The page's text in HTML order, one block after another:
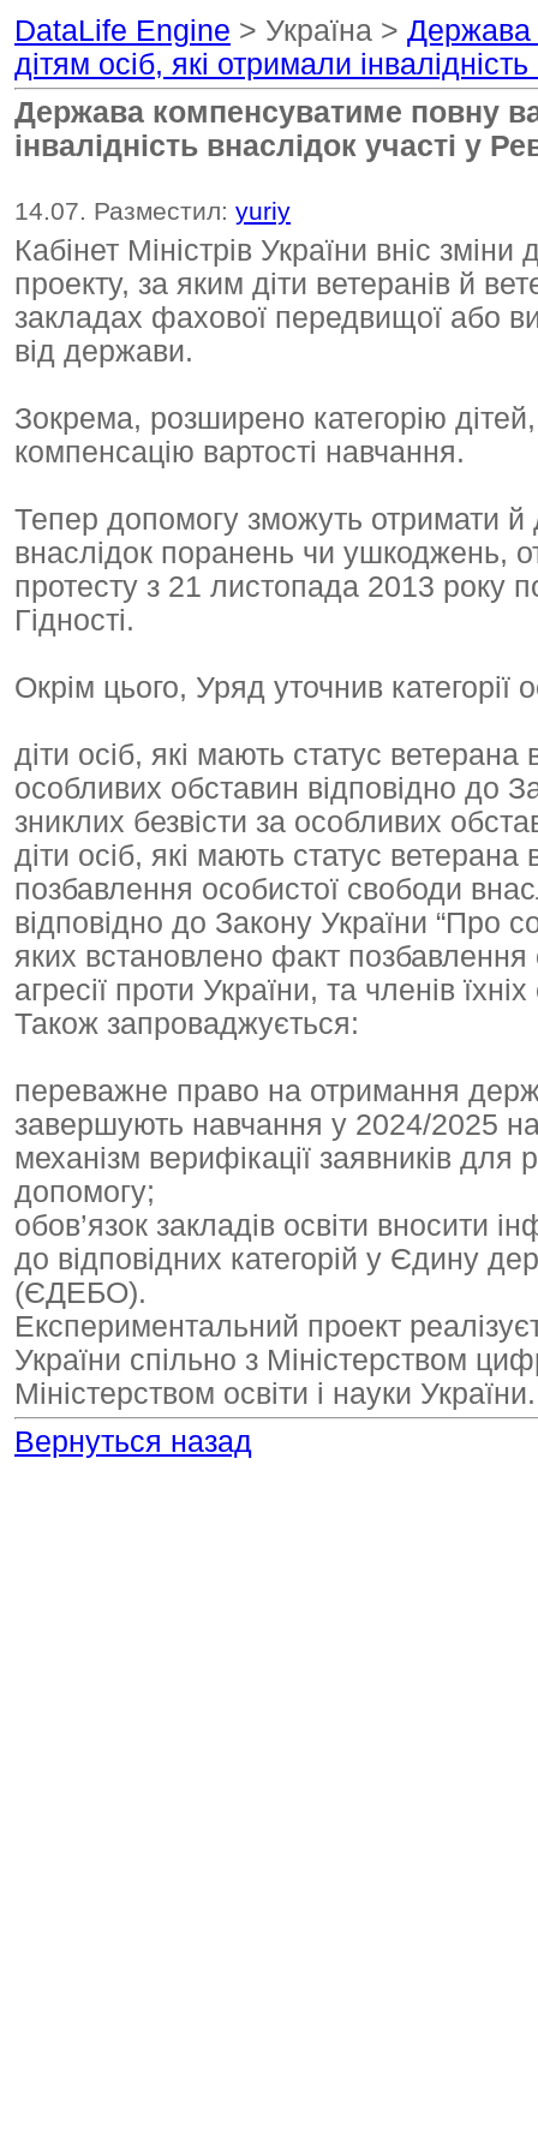
DataLife Engine > Україна > Держава
дітям осіб, які отримали
Держава компенсуватиме повну
інвалідність внаслідок участі у
14.07. Разместил: yuriy
Кабінет Міністрів України вніс
проекту, за яким діти ветеранів й
закладах фахової передвищої або
від держави.
Зокрема, розширено категорію
компенсацію вартості навчання.
Тепер допомогу зможуть отримати й
внаслідок поранень чи ушкоджень,
протесту з 21 листопада 2013 року
Гідності.
Окрім цього, Уряд уточнив
діти осіб, які мають статус
особливих обставин відповідно до
зниклих безвісти за особливих
діти осіб, які мають статус
позбавлення особистої свободи
відповідно до Закону України “Про
яких встановлено факт позбавлення
агресії проти України, та членів їхніх
Також запроваджується:
переважне право на отримання
завершують навчання у 2024/2025
механізм верифікації заявників
допомогу;
обов’язок закладів освіти вносити
до відповідних категорій у Єдину
(ЄДЕБО).
Експериментальний проект
України спільно з Міністерством
Міністерством освіти і науки України.
Вернуться назад